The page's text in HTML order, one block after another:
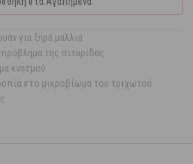
για ξηρά μαλλιά
της πιτυρίδας
κνησμού
στο μικροβίωμα του τριχωτού